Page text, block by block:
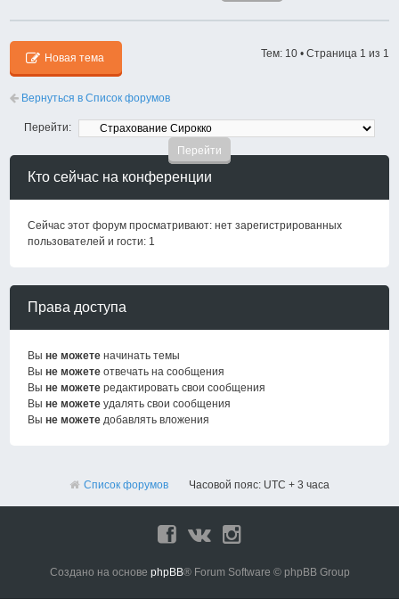
Новая тема Тем: 10 • Страница 1 из 1
Вернуться в Список форумов
Перейти:
Кто сейчас на конференции
Сейчас этот форум просматривают: нет зарегистрированных
пользователей и гости: 1
Права доступа
Выне можете начинать темы
Выне можете отвечать на сообщения
Выне можете редактировать свои сообщения
Выне можете удалять свои сообщения
Выне можете добавлять вложения
Список форумов Часовой пояс: UTC + 3 часа
Создано на основе phpBB® Forum Software © phpBB Group